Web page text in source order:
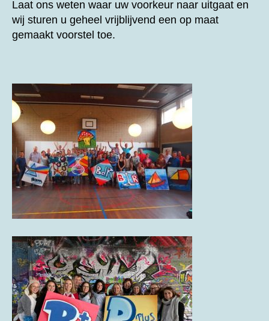
Laat ons weten waar uw voorkeur naar uitgaat en
wij sturen u geheel vrijblijvend een op maat
gemaakt voorstel toe.